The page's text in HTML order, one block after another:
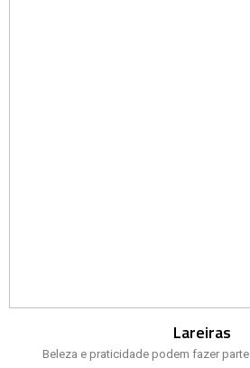
Lareiras
Beleza e praticidade podem fazer